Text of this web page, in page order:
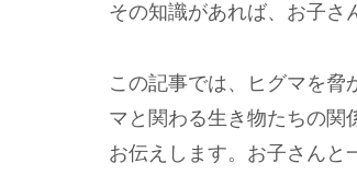
その知識があれば、お子さ
この記事では、ヒグマを脅
マと関わる生き物たちの関
お伝えします。お子さんと